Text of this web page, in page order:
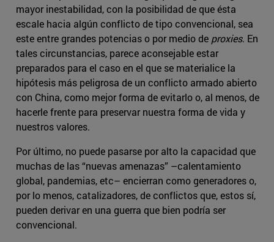
mayor inestabilidad, con la posibilidad de que ésta
escale hacia algún conflicto de tipo convencional, sea
este entre grandes potencias o por medio de proxies. En
tales circunstancias, parece aconsejable estar
preparados para el caso en el que se materialice la
hipótesis más peligrosa de un conflicto armado abierto
con China, como mejor forma de evitarlo o, al menos, de
hacerle frente para preservar nuestra forma de vida y
nuestros valores.
Por último, no puede pasarse por alto la capacidad que
muchas de las “nuevas amenazas” –calentamiento
global, pandemias, etc– encierran como generadores o,
por lo menos, catalizadores, de conflictos que, estos sí,
pueden derivar en una guerra que bien podría ser
convencional.